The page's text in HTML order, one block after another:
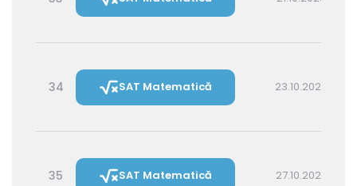
34 SAT Matematică 23.10.2026 16:00
35 SAT Matematică 27.10.2026 16:00